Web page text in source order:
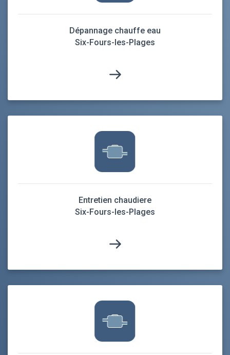
Dépannage chauffe eau
Six-Fours-les-Plages
Entretien chaudiere
Six-Fours-les-Plages